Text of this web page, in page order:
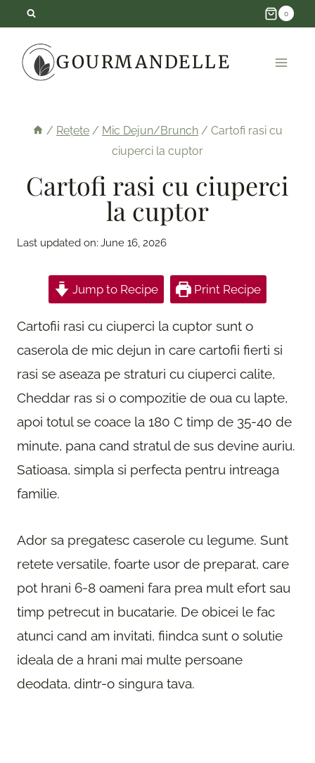
content
0
GOURMANDELLE
/ Rețete / Mic Dejun/Brunch / Cartofi rasi cu
ciuperci la cuptor
Cartofi rasi cu ciuperci
la cuptor
Last updated on: June 16, 2026
Jump to Recipe Print Recipe
Cartofii rasi cu ciuperci la cuptor sunt o
caserola de mic dejun in care cartofii fierti si
rasi se aseaza pe straturi cu ciuperci calite,
Cheddar ras si o compozitie de oua cu lapte,
apoi totul se coace la 180 C timp de 35-40 de
minute, pana cand stratul de sus devine auriu.
Satioasa, simpla si perfecta pentru intreaga
familie.
Ador sa pregatesc caserole cu legume. Sunt
retete versatile, foarte usor de preparat, care
pot hrani 6-8 oameni fara prea mult efort sau
timp petrecut in bucatarie. De obicei le fac
atunci cand am invitati, fiindca sunt o solutie
ideala de a hrani mai multe persoane
deodata, dintr-o singura tava.